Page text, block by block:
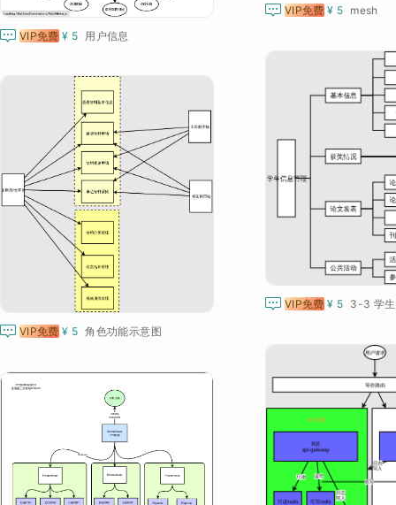
 VIP免费 ¥ 5 mesh
 VIP免费 ¥ 5 用户信息
 VIP免费 ¥ 5 3-3 学生
 VIP免费 ¥ 5 角色功能示意图